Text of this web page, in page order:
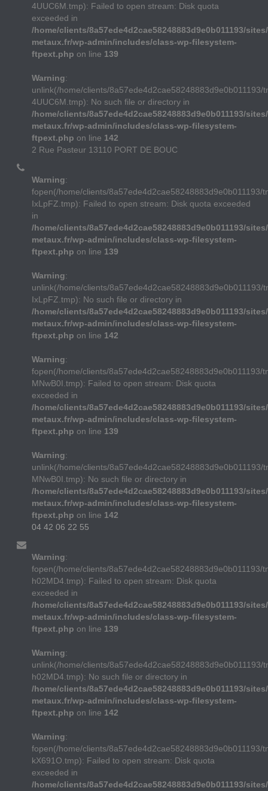
4UUC6M.tmp): Failed to open stream: Disk quota
exceeded in
/home/clients/8a57ede4d2cae58248883d9e0b011193/
metaux.fr/wp-admin/includes/class-wp-filesystem-
ftpext.php on line 139
Warning:
unlink(/home/clients/8a57ede4d2cae58248883d9e0b011193/
4UUC6M.tmp): No such file or directory in
/home/clients/8a57ede4d2cae58248883d9e0b011193/
metaux.fr/wp-admin/includes/class-wp-filesystem-
ftpext.php on line 142
2 Rue Pasteur 13110 PORT DE BOUC
Warning:
fopen(/home/clients/8a57ede4d2cae58248883d9e0b011193/
IxLpFZ.tmp): Failed to open stream: Disk quota exceeded
in
/home/clients/8a57ede4d2cae58248883d9e0b011193/
metaux.fr/wp-admin/includes/class-wp-filesystem-
ftpext.php on line 139
Warning:
unlink(/home/clients/8a57ede4d2cae58248883d9e0b011193/
IxLpFZ.tmp): No such file or directory in
/home/clients/8a57ede4d2cae58248883d9e0b011193/
metaux.fr/wp-admin/includes/class-wp-filesystem-
ftpext.php on line 142
Warning:
fopen(/home/clients/8a57ede4d2cae58248883d9e0b011193/
MNwB0I.tmp): Failed to open stream: Disk quota
exceeded in
/home/clients/8a57ede4d2cae58248883d9e0b011193/
metaux.fr/wp-admin/includes/class-wp-filesystem-
ftpext.php on line 139
Warning:
unlink(/home/clients/8a57ede4d2cae58248883d9e0b011193/
MNwB0I.tmp): No such file or directory in
/home/clients/8a57ede4d2cae58248883d9e0b011193/
metaux.fr/wp-admin/includes/class-wp-filesystem-
ftpext.php on line 142
04 42 06 22 55
Warning:
fopen(/home/clients/8a57ede4d2cae58248883d9e0b011193/
h02MD4.tmp): Failed to open stream: Disk quota
exceeded in
/home/clients/8a57ede4d2cae58248883d9e0b011193/
metaux.fr/wp-admin/includes/class-wp-filesystem-
ftpext.php on line 139
Warning:
unlink(/home/clients/8a57ede4d2cae58248883d9e0b011193/
h02MD4.tmp): No such file or directory in
/home/clients/8a57ede4d2cae58248883d9e0b011193/
metaux.fr/wp-admin/includes/class-wp-filesystem-
ftpext.php on line 142
Warning:
fopen(/home/clients/8a57ede4d2cae58248883d9e0b011193/
kX691O.tmp): Failed to open stream: Disk quota
exceeded in
/home/clients/8a57ede4d2cae58248883d9e0b011193/